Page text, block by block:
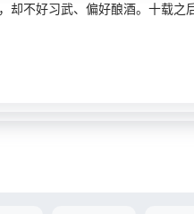
却不好习武、偏好酿酒。十载